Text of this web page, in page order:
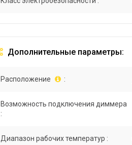
Дополнительные параметры:
Расположение :
Возможность подключения диммера
:
Диапазон рабочих температур :